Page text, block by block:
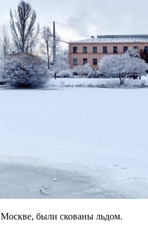
были скованы льдом.